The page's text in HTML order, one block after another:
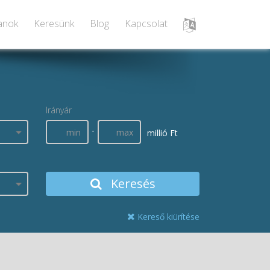
Keresünk Blog Kapcsolat
Irányár
-
millió Ft
Keresés
Kereső kiürítése